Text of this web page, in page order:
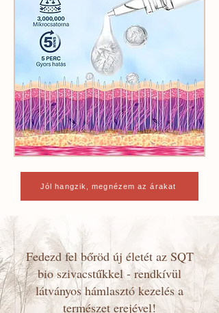
Jól hangzik, megnézem az árakat
Fedezd fel bőröd új életét az SQT
bio szivacstűkkel - rendkívül
látványos hámlasztó kezelés a
természet erejével!